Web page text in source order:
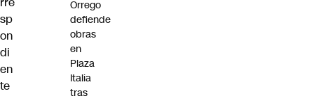
sp
on
di
en
te
Orrego
defiende
obras
en
Plaza
Italia
tras